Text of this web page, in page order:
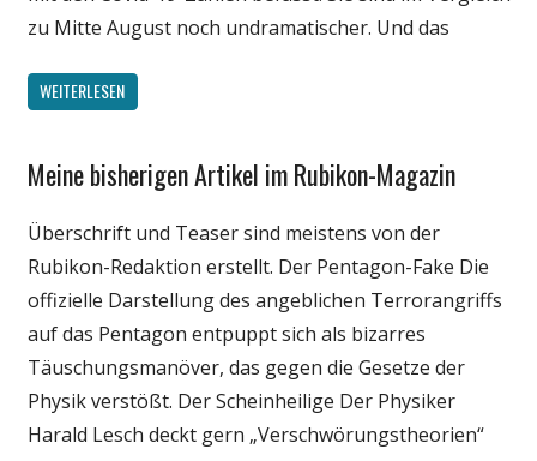
zu Mitte August noch undramatischer. Und das
WEITERLESEN
Gesellschaft
Politik
Wirtschaft
Wissenschaft
Meine bisherigen Artikel im Rubikon-Magazin
Überschrift und Teaser sind meistens von der
Rubikon-Redaktion erstellt. Der Pentagon-Fake Die
offizielle Darstellung des angeblichen Terrorangriffs
auf das Pentagon entpuppt sich als bizarres
Täuschungsmanöver, das gegen die Gesetze der
Physik verstößt. Der Scheinheilige Der Physiker
Harald Lesch deckt gern „Verschwörungstheorien“